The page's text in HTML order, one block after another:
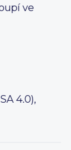
ve
4.0),